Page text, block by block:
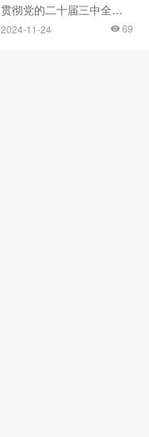
贯彻党的二十届三中全会
精神座谈会上的发言材料
2024-11-24 69